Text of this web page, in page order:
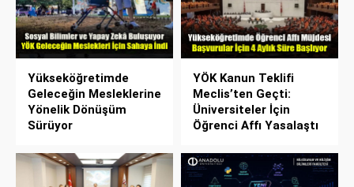
Yükseköğretimde
Geleceğin Mesleklerine
Yönelik Dönüşüm
Sürüyor
YÖK Kanun Teklifi
Meclis’ten Geçti:
Üniversiteler İçin
Öğrenci Affı Yasalaştı